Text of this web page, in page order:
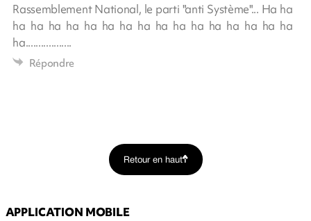
Rassemblement National, le parti "anti Système"... Ha ha
ha ha ha ha ha ha ha ha ha ha ha ha ha ha ha ha
ha..................
Répondre
Retour en haut
APPLICATION MOBILE